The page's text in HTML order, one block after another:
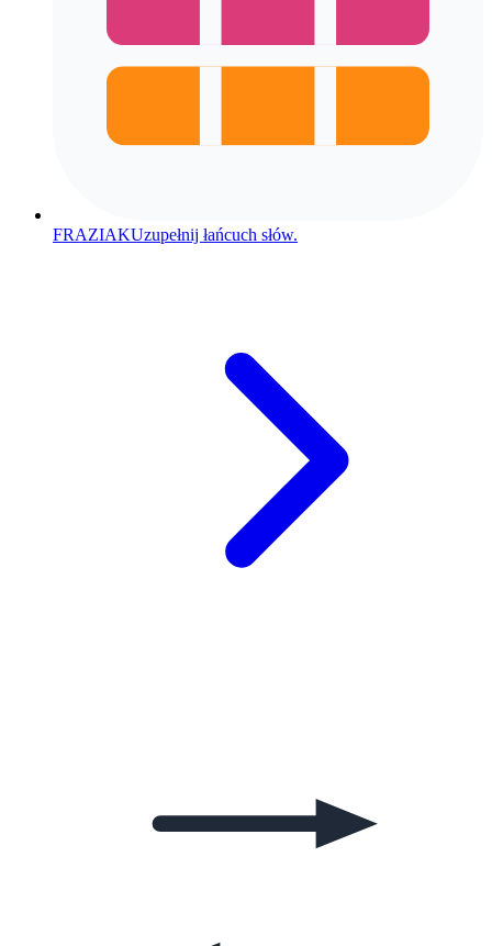
FRAZIAKUzupełnij łańcuch słów.